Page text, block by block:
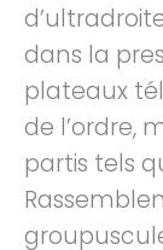
dans la
plateaux
de l’ordre,
partis tels